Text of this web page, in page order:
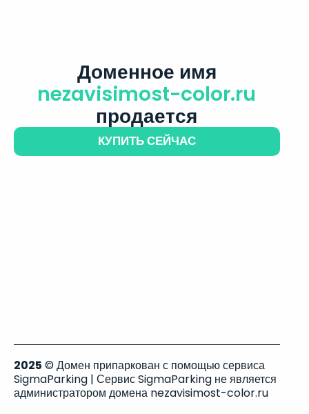
Доменное имя
nezavisimost-color.ru
продается
КУПИТЬ СЕЙЧАС
2025 © Домен припаркован с помощью сервиса
SigmaParking | Сервис SigmaParking не является
администратором домена nezavisimost-color.ru